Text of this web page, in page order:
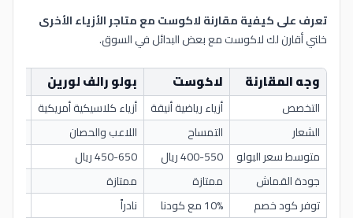
تعرف على كيفية مقارنة لاكوست مع متاجر الأزياء الأخرى
خلني أقارن لك لاكوست مع بعض البدائل في السوق.
وجه المقارنة لاكوست بولو رالف لورين
التخصص أزياء رياضية أنيقة أزياء كلاسيكية أمريكية
الشعار
التمساح اللاعب والحصان
متوسط سعر البولو
400-550 ريال 450-650 ريال
جودة القماش
ممتازة ممتازة
توفر كود خصم
10% مع كودنا نادراً